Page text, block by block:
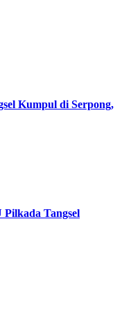
Kumpul di Serpong,
Pilkada Tangsel